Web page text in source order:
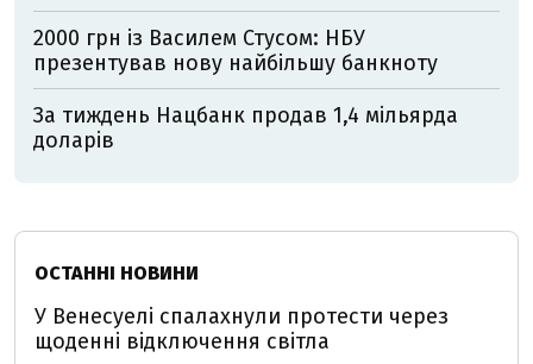
2000 грн із Василем Стусом: НБУ
презентував нову найбільшу банкноту
За тиждень Нацбанк продав 1,4 мільярда
доларів
ОСТАННІ НОВИНИ
У Венесуелі спалахнули протести через
щоденні відключення світла